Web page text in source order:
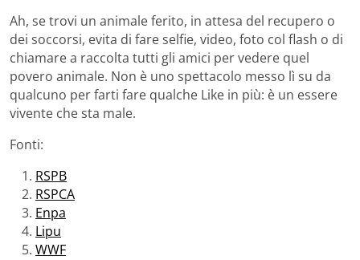
Ah, se trovi un animale ferito, in attesa del recupero o
dei soccorsi, evita di fare selfie, video, foto col flash o di
chiamare a raccolta tutti gli amici per vedere quel
povero animale. Non è uno spettacolo messo lì su da
qualcuno per farti fare qualche Like in più: è un essere
vivente che sta male.
Fonti:
RSPB
RSPCA
Enpa
Lipu
WWF